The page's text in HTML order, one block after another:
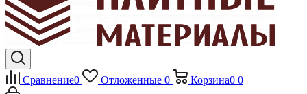
Сравнение0 Отложенные 0 Корзина0 0